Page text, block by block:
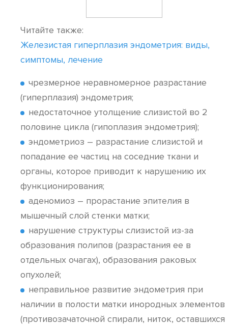
Читайте также:
Железистая гиперплазия эндометрия: виды,
симптомы, лечение
чрезмерное неравномерное разрастание
(гиперплазия) эндометрия;
недостаточное утолщение слизистой во 2
половине цикла (гипоплазия эндометрия);
эндометриоз – разрастание слизистой и
попадание ее частиц на соседние ткани и
органы, которое приводит к нарушению их
функционирования;
аденомиоз – прорастание эпителия в
мышечный слой стенки матки;
нарушение структуры слизистой из-за
образования полипов (разрастания ее в
отдельных очагах), образования раковых
опухолей;
неправильное развитие эндометрия при
наличии в полости матки инородных элементов
(противозачаточной спирали, ниток, оставшихся